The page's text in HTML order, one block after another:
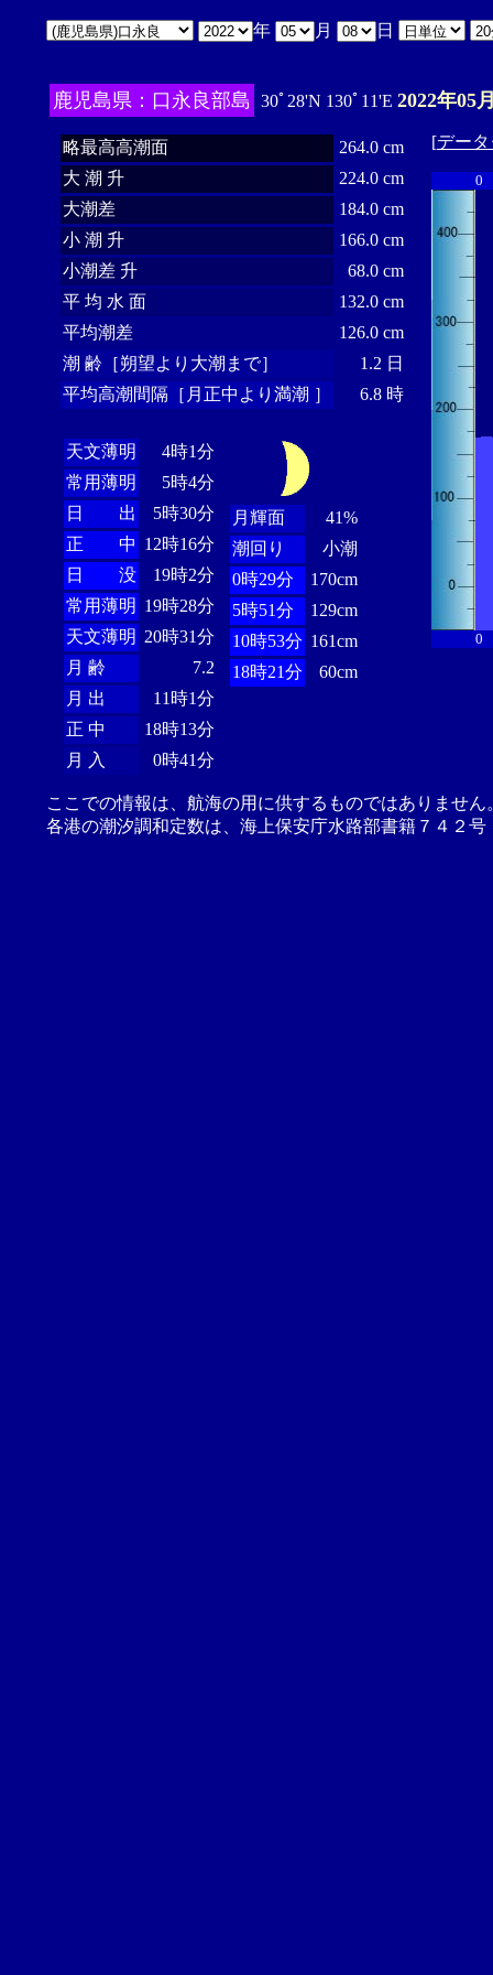
年 月 日
鹿児島県：口永良部島 30ﾟ28'N 130ﾟ11'E 2022年05
略最高高潮面
264.0 cm
大 潮 升
224.0 cm
大潮差
184.0 cm
小 潮 升
166.0 cm
小潮差 升
68.0 cm
平 均 水 面
132.0 cm
平均潮差
126.0 cm
潮 齢［朔望より大潮まで］
1.2 日
平均高潮間隔［月正中より満潮 ］
6.8 時
天文薄明
4時1分
常用薄明
5時4分
日 出
5時30分
正 中 12時16分
日 没
19時2分
常用薄明 19時28分
天文薄明 20時31分
月 齢
7.2
月 出
11時1分
正 中
18時13分
月 入
0時41分
月輝面
41%
潮回り
小潮
0時29分
170cm
5時51分
129cm
10時53分 161cm
18時21分
60cm
[デー
0
0
ここでの情報は、航海の用に供するものではありませ
各港の潮汐調和定数は、海上保安庁水路部書籍７４２